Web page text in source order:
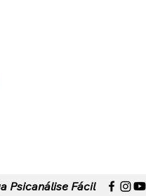
Psicanálise Fácil